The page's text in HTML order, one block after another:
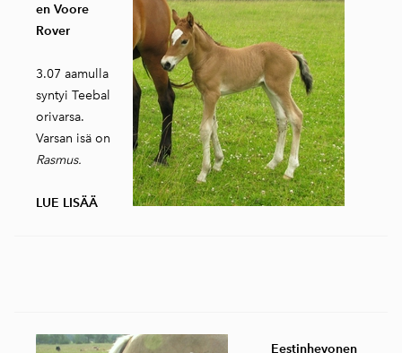
en Voore
Rover
3.07 aamulla
syntyi Teebal
orivarsa.
Varsan isä on
Rasmus.
LUE LISÄÄ
Eestinhevonen